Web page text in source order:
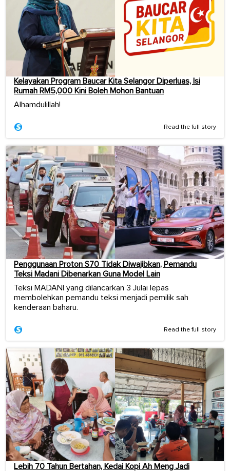
Kelayakan Program Baucar Kita Selangor Diperluas, Isi
Rumah RM5,000 Kini Boleh Mohon Bantuan
Alhamdulillah!
Read the full story
Penggunaan Proton S70 Tidak Diwajibkan, Pemandu
Teksi Madani Dibenarkan Guna Model Lain
Teksi MADANI yang dilancarkan 3 Julai lepas
membolehkan pemandu teksi menjadi pemilik sah
kenderaan baharu.
Read the full story
Lebih 70 Tahun Bertahan, Kedai Kopi Ah Meng Jadi